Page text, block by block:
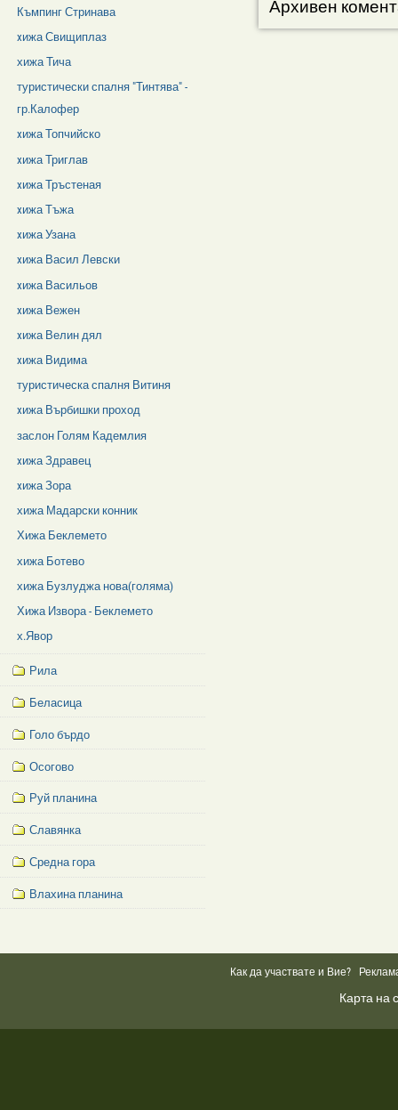
Архивен
Къмпинг Стринава
xижа Свищиплаз
хижа Тича
туристически спалня "Тинтява" -
гр.Калофер
xижа Топчийско
xижа Триглав
xижа Тръстеная
xижа Тъжа
xижа Узана
xижа Васил Левски
xижа Васильов
xижа Вежен
xижа Велин дял
xижа Видима
туристическа спалня Витиня
xижа Върбишки проход
заслон Голям Кадемлия
xижа Здравец
xижа Зора
хижа Мадарски конник
Хижа Беклемето
хижа Ботево
хижа Бузлуджа нова(голяма)
Хижа Извора - Беклемето
х.Явор
Рила
Беласица
Голо бърдо
Осогово
Руй планина
Славянка
Средна гора
Влахина планина
Box
Как да участвате и Вие?
Карта на